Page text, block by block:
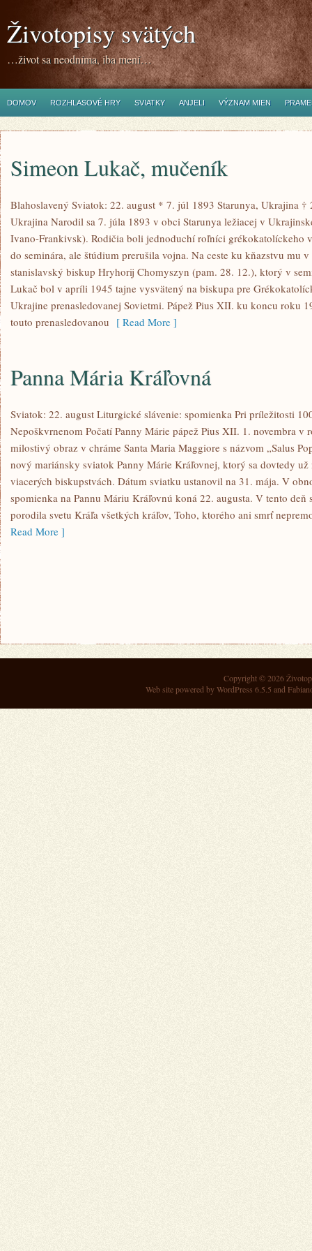
Životopisy svätých
…život sa neodníma, iba mení…
DOMOV ROZHLASOVÉ HRY SVIATKY ANJELI VÝZNAM MIEN
Simeon Lukač, mučeník
Blahoslavený Sviatok: 22. august * 7. júl 1893 Starunya, Ukrajina †
Ukrajina Narodil sa 7. júla 1893 v obci Starunya ležiacej v
Ivano-Frankivsk). Rodičia boli jednoduchí roľníci grékokatolíckeho
do seminára, ale štúdium prerušila vojna. Na ceste ku kňazstvu mu
stanislavský biskup Hryhorij Chomyszyn (pam. 28. 12.), ktorý v
Lukač bol v apríli 1945 tajne vysvätený na biskupa pre
Ukrajine prenasledovanej Sovietmi. Pápež Pius XII. ku koncu roku
touto prenasledovanou [ Read More ]
Panna Mária Kráľovná
Sviatok: 22. august Liturgické slávenie: spomienka Pri príležitosti
Nepoškvrnenom Počatí Panny Márie pápež Pius XII. 1. novembra
milostivý obraz v chráme Santa Maria Maggiore s názvom „Salus
nový mariánsky sviatok Panny Márie Kráľovnej, ktorý sa dovtedy
viacerých biskupstvách. Dátum sviatku ustanovil na 31. mája. V
spomienka na Pannu Máriu Kráľovnú koná 22. augusta. V tento deň
porodila svetu Kráľa všetkých kráľov, Toho, ktorého ani smrť
Read More ]
Copyright © 2026
Web site powered byWordPress 6.5.5 and